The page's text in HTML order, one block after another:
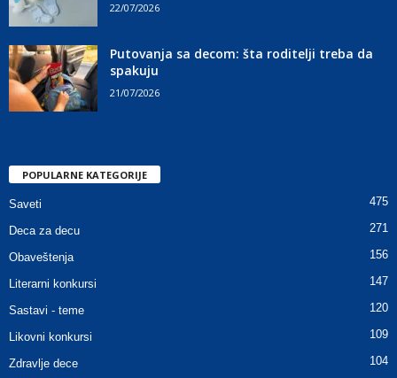
22/07/2026
Putovanja sa decom: šta roditelji treba da
spakuju
21/07/2026
POPULARNE KATEGORIJE
Saveti 475
Deca za decu 271
Obaveštenja 156
Literarni konkursi 147
Sastavi - teme 120
Likovni konkursi 109
Zdravlje dece 104